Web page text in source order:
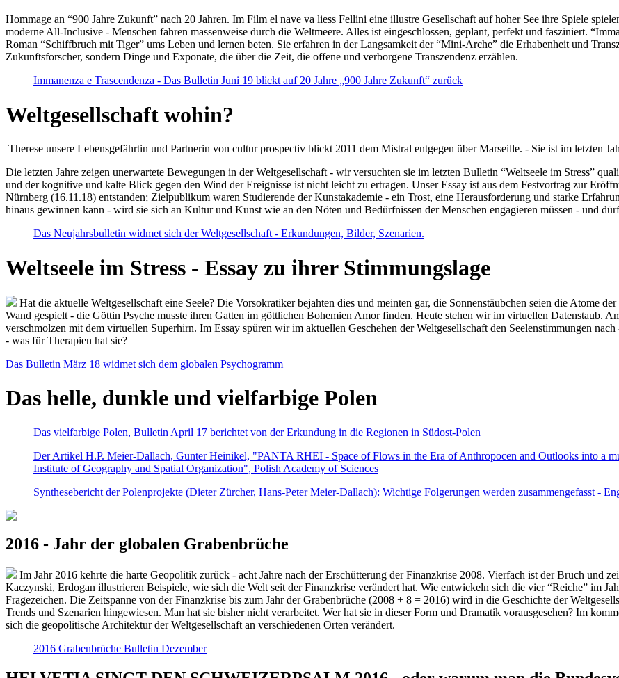
Hommage an “900 Jahre Zukunft” nach 20 Jahren. Im Film el nave va liess Fellini eine illustre Gesellschaft auf hoher See ihre Spiele
moderne All-Inclusive - Menschen fahren massenweise durch die Weltmeere. Alles ist eingeschlossen, geplant, perfekt und fasziniert.
Roman “Schiffbruch mit Tiger” ums Leben und lernen beten. Sie erfahren in der Langsamkeit der “Mini-Arche” die Erhabenheit und
Zukunftsforscher, sondern Dinge und Exponate, die über die Zeit, die offene und verborgene Transzendenz erzählen.
Immanenza e Trascendenza - Das Bulletin Juni 19 blickt auf 20 Jahre „900 Jahre Zukunft“ zurück
Weltgesellschaft wohin?
Therese unsere Lebensgefährtin und Partnerin von cultur prospectiv blickt 2011 dem Mistral entgegen über Marseille. - Sie ist im letzten
Die letzten Jahre zeigen unerwartete Bewegungen in der Weltgesellschaft - wir versuchten sie im letzten Bulletin “Weltseele im Stress”
und der kognitive und kalte Blick gegen den Wind der Ereignisse ist nicht leicht zu ertragen. Unser Essay ist aus dem Festvortrag zur
Nürnberg (16.11.18) entstanden; Zielpublikum waren Studierende der Kunstakademie - ein Trost, eine Herausforderung und starke
hinaus gewinnen kann - wird sie sich an Kultur und Kunst wie an den Nöten und Bedürfnissen der Menschen engagieren müssen - und
Das Neujahrsbulletin widmet sich der Weltgesellschaft - Erkundungen, Bilder, Szenarien.
Weltseele im Stress - Essay zu ihrer Stimmungslage
Hat die aktuelle Weltgesellschaft eine Seele? Die Vorsokratiker bejahten dies und meinten gar, die Sonnenstäubchen seien die Atome
Wand gespielt - die Göttin Psyche musste ihren Gatten im göttlichen Bohemien Amor finden. Heute stehen wir im virtuellen Datenstaub.
verschmolzen mit dem virtuellen Superhirn. Im Essay spüren wir im aktuellen Geschehen der Weltgesellschaft den Seelenstimmungen
- was für Therapien hat sie?
Das Bulletin März 18 widmet sich dem globalen Psychogramm
Das helle, dunkle und vielfarbige Polen
Das vielfarbige Polen, Bulletin April 17 berichtet von der Erkundung in die Regionen in Südost-Polen
Der Artikel H.P. Meier-Dallach, Gunter Heinikel, "PANTA RHEI - Space of Flows in the Era of Anthropocen and Outlooks into a
Institute of Geography and Spatial Organization", Polish Academy of Sciences
Synthesebericht der Polenprojekte (Dieter Zürcher, Hans-Peter Meier-Dallach): Wichtige Folgerungen werden zusammengefasst -
2016 - Jahr der globalen Grabenbrüche
Im Jahr 2016 kehrte die harte Geopolitik zurück - acht Jahre nach der Erschütterung der Finanzkrise 2008. Vierfach ist der Bruch und
Kaczynski, Erdogan illustrieren Beispiele, wie sich die Welt seit der Finanzkrise verändert hat. Wie entwickeln sich die vier “Reiche” im
Fragezeichen. Die Zeitspanne von der Finanzkrise bis zum Jahr der Grabenbrüche (2008 + 8 = 2016) wird in die Geschichte der
Trends und Szenarien hingewiesen. Man hat sie bisher nicht verarbeitet. Wer hat sie in dieser Form und Dramatik vorausgesehen? Im
sich die geopolitische Architektur der Weltgesellschaft an verschiedenen Orten verändert.
2016 Grabenbrüche Bulletin Dezember